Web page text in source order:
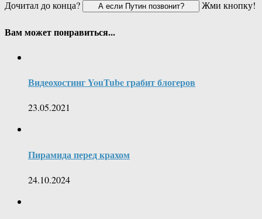
Дочитал до конца? Жми кнопку!
Вам может понравиться...
Видеохостинг YouTube грабит блогеров
23.05.2021
Пирамида перед крахом
24.10.2024